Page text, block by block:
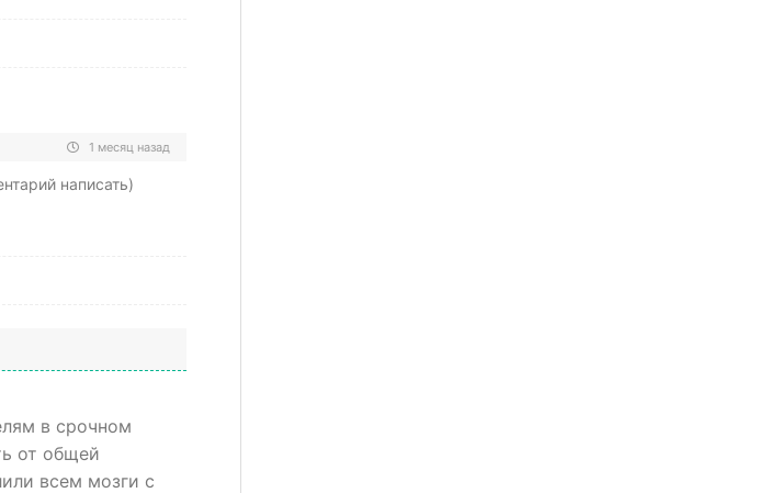
1 месяц назад
написать)
в срочном
от общей
всем мозги с